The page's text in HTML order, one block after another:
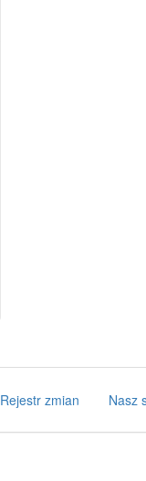
Rejestr zmian Nasz